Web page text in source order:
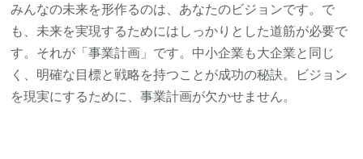
みんなの未来を形作るのは、あなたのビジョンです。で
も、未来を実現するためにはしっかりとした道筋が必要で
す。それが「事業計画」です。中小企業も大企業と同じ
く、明確な目標と戦略を持つことが成功の秘訣。ビジョン
を現実にするために、事業計画が欠かせません。